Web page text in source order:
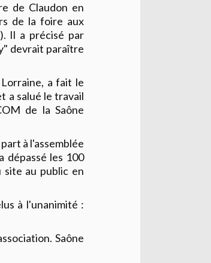
de Claudon en
de la foire aux
Il a précisé par
devrait paraître
a fait le
a salué le travail
de la Saône
à l'assemblée
dépassé les 100
au public en
à l'unanimité :
Saône